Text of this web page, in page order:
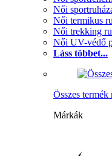
Női
Női termikus
Női trekking
Női UV-védő
Láss többet...
Összes termék
Márkák